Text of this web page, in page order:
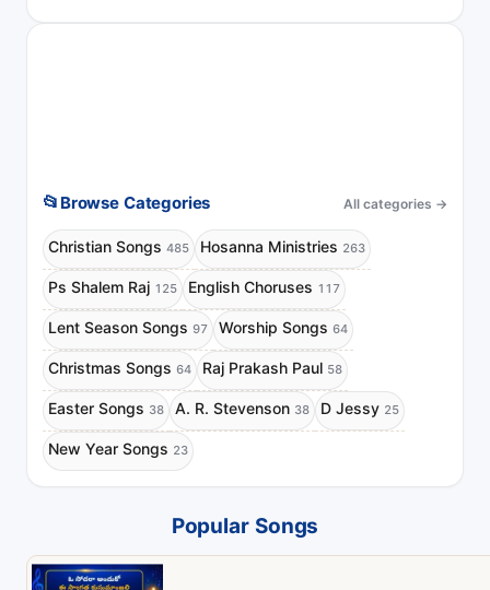
📂 Browse Categories All categories →
Christian Songs 485 Hosanna Ministries 263
Ps Shalem Raj 125 English Choruses 117
Lent Season Songs 97 Worship Songs 64
Christmas Songs 64 Raj Prakash Paul 58
Easter Songs 38 A. R. Stevenson 38 D Jessy 25
New Year Songs 23
Popular Songs